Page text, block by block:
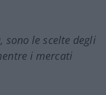
sono le scelte degli
i mercati